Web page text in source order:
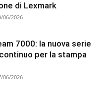
di Lexmark
06/2026
7000: la nuova serie
per la stampa
06/2026